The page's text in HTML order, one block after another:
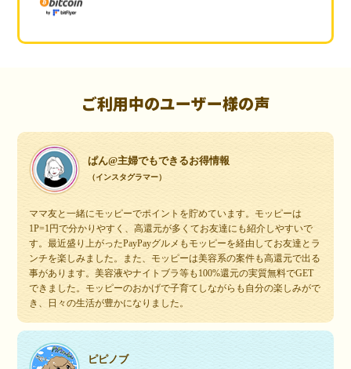
ご利用中のユーザー様の声
ぱん@主婦でもできるお得情報
（インスタグラマー）
ママ友と一緒にモッピーでポイントを貯めています。モッピーは
1P=1円で分かりやすく、高還元が多くてお友達にも紹介しやすいで
す。最近盛り上がったPayPayグルメもモッピーを経由してお友達とラ
ンチを楽しみました。また、モッピーは美容系の案件も高還元で出る
事があります。美容液やナイトブラ等も100%還元の実質無料でGET
できました。モッピーのおかげで子育てしながらも自分の楽しみがで
き、日々の生活が豊かになりました。
ピピノブ